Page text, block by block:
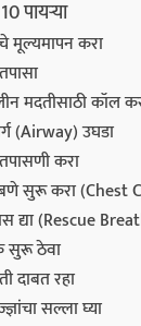
पायऱ्या
मूल्यमापन करा
मदतीसाठी कॉल
(Airway) उघडा
करा
सुरू करा (Chest
द्या (Rescue
सुरू ठेवा
दाबत रहा
सल्ला घ्या